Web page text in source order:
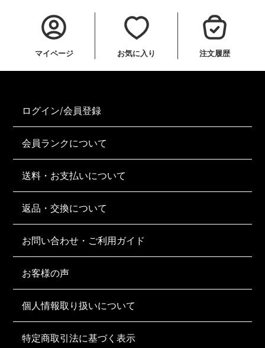
マイページ お気に入り 注文履歴
ログイン/会員登録
会員ランクについて
送料・お支払いについて
返品・交換について
お問い合わせ・ご利用ガイド
お客様の声
個人情報取り扱いについて
特定商取引法に基づく表示